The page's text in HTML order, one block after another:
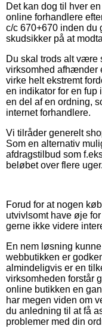
Det kan dog til hver
online forhandlere
c/c 670+670 inden du
skudsikker på at
Du skal trods alt være
virksomhed afhænder
virke helt ekstremt
en indikator for en fup
en del af en ordning,
internet forhandlere.
Vi tilråder generelt
Som en alternativ
afdragstilbud som
beløbet over flere uger.
Forud for at nogen
utvivlsomt have øje
gerne ikke videre
En nem løsning
webbutikken er
almindeligvis er en
virksomheden forstår
online butikken en
har megen viden om
du anledning til at få
problemer med din